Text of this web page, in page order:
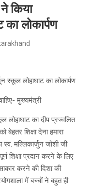
किया
का लोकार्पण
स्कूल लोहाघाट का लोकार्पण
मुख्यमंत्री
लोहाघाट का दीप प्रज्वलित
शिक्षा देना हमारा
स्व. मल्लिकार्जुन जोशी जी
शिक्षा प्रदान करने के लिए
करने की दिशा की
में बच्चों ने बहुत ही